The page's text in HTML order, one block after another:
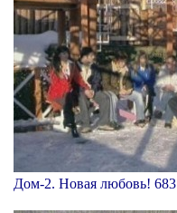
Дом-2. Новая любовь! 683